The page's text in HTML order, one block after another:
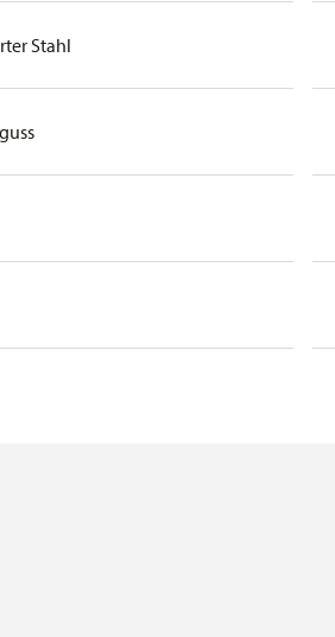
Stahl